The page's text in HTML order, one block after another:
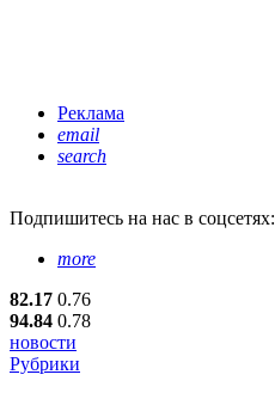
Реклама
email
search
Подпишитесь на нас в соцсетях:
more
82.17 0.76
94.84 0.78
новости
Рубрики